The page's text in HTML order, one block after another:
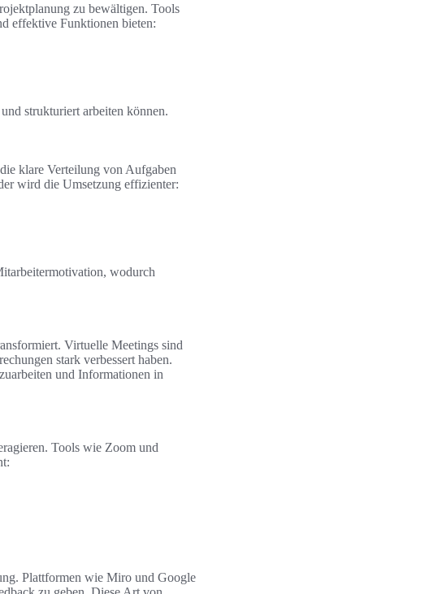
zu bewältigen. Tools
effektive Funktionen bieten:
strukturiert arbeiten können.
klare Verteilung von Aufgaben
wird die Umsetzung effizienter:
wodurch
Virtuelle Meetings sind
stark verbessert haben.
und Informationen in
Tools wie Zoom und
Plattformen wie Miro und Google